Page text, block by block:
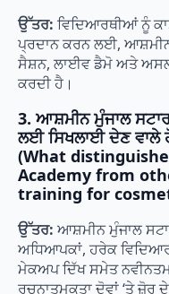
ਉੱਤਰ: ਵਿਦਿਆਰਥੀਆਂ ਨੂੰ
ਪ੍ਰਦਾਨ ਕਰਨ ਲਈ,
ਸੈਸ਼ਨ, ਲਾਈਵ ਡੈਮੋ ਅਤੇ ਅਸਲ
ਕਰਦੀ ਹੈ।
3. ਆਸ਼ਮੀਨ ਮੁੰਜਾਲ
ਲਈ ਸਿਖਲਾਈ ਦੇਣ ਵਾਲੇ
(What
Academy from
training for
ਉੱਤਰ: ਆਸ਼ਮੀਨ ਮੁੰਜਾਲ
ਅਧਿਆਪਕਾਂ, ਹਰੇਕ
ਮੇਕਅਪ ਦਿੱਖ ਸਮੇਤ
ਰਚਨਾਤਮਕਤਾ ਦੋਵਾਂ ‘ਤੇ ਜ਼ੋਰ